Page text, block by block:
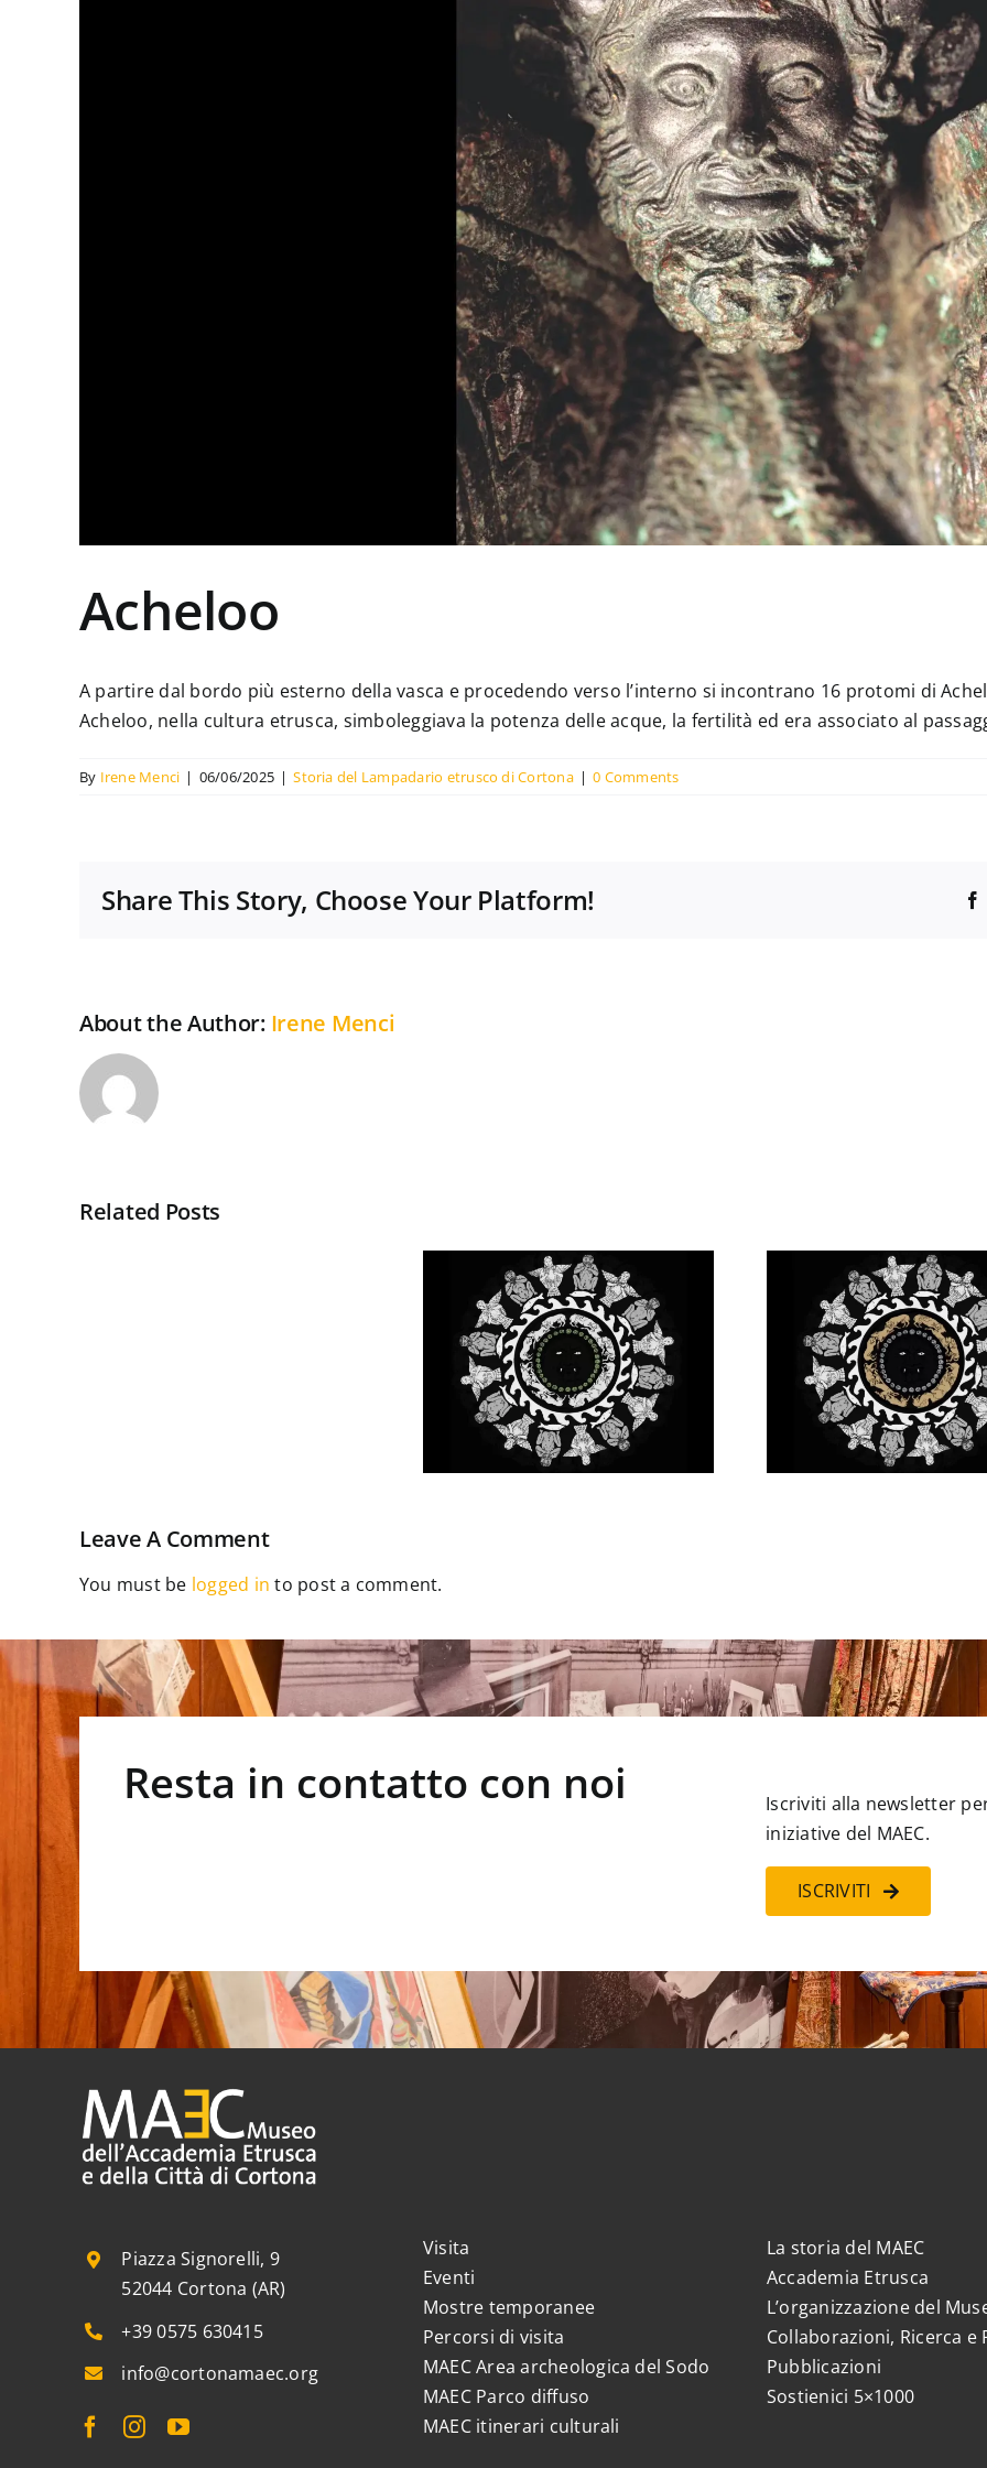
Acheloo
A partire dal bordo più esterno della vasca e procedendo verso l’interno si incontrano 16 protomi di
Acheloo, nella cultura etrusca, simboleggiava la potenza delle acque, la fertilità ed era associato al
By Irene Menci | 06/06/2025 | Storia del Lampadario etrusco di Cortona | 0 Comments
Share This Story, Choose Your Platform!
About the Author: Irene Menci
Related Posts
Scene di caccia I
Leave A Comment
You must be logged in to post a comment.
Resta in contatto con noi
Iscriviti alla newsletter
iniziative del MAEC.
ISCRIVITI
Piazza Signorelli, 9
52044 Cortona (AR)
+39 0575 630415
info@cortonamaec.org
Visita
Eventi
Mostre temporanee
Percorsi di visita
MAEC Area archeologica del Sodo
MAEC Parco diffuso
MAEC itinerari culturali
La storia del MAEC
Accademia Etrusca
L’organizzazione del
Collaborazioni, Ricerca e
Pubblicazioni
Sostienici 5×1000